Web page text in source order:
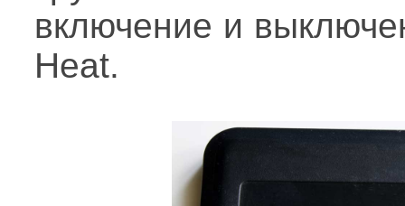
включение и
Heat.